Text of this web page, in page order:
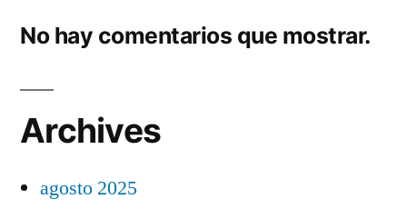
No hay comentarios que mostrar.
Archives
agosto 2025